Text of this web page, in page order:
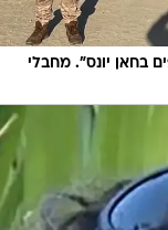
בחאן יונס". מחבלי